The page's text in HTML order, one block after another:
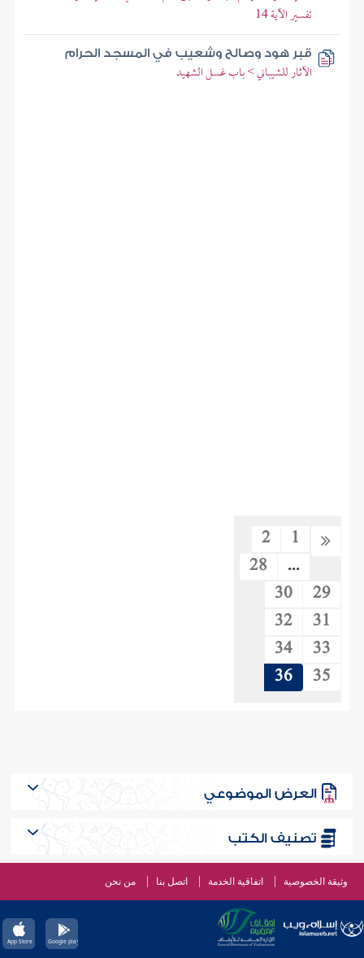
تفسير الآية 14
قبر هود وصالح وشعيب في المسجد الحرام
الآثار للشيباني > باب غسل الشهيد
1
2
...
28
29
30
31
32
33
34
35
36
العرض الموضوعي
تصنيف الكتب
وثيقة الخصوصية اتفاقية الخدمة اتصل بنا من نحن